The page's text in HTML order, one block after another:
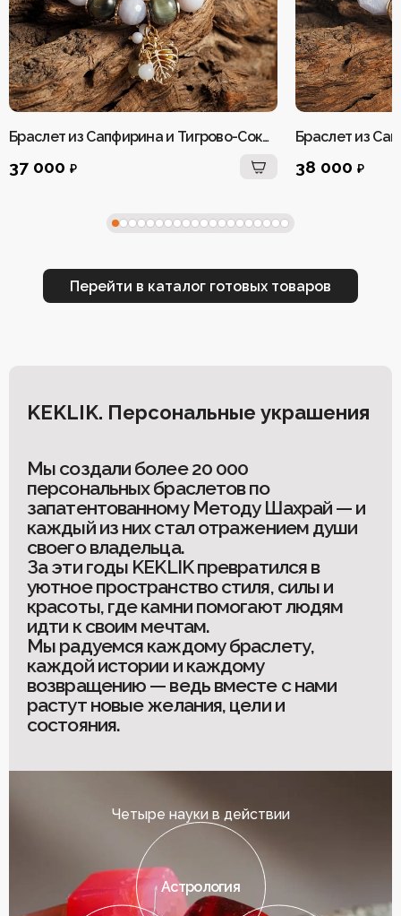
Браслет из Сапфирина и Тигрово-Соколиного глаза женский
37 000 ₽ 38 000 ₽
Перейти в каталог готовых товаров
KEKLIK. Персональные украшения
Мы создали более 20 000
персональных браслетов по
запатентованному Методу Шахрай — и
каждый из них стал отражением души
своего владельца.
За эти годы KEKLIK превратился в
уютное пространство стиля, силы и
красоты, где камни помогают людям
идти к своим мечтам.
Мы радуемся каждому браслету,
каждой истории и каждому
возвращению — ведь вместе с нами
растут новые желания, цели и
состояния.
Четыре науки в действии
Астрология